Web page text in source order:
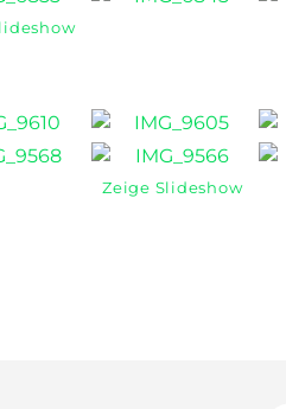
Zeige Slideshow